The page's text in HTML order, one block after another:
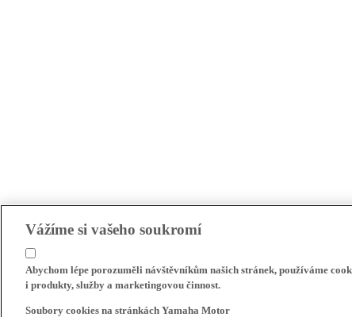
Vážíme si vašeho soukromí
Abychom lépe porozuměli návštěvníkům našich stránek, používáme
i produkty, služby a marketingovou činnost.
Soubory cookies na stránkách Yamaha Motor